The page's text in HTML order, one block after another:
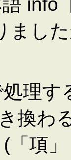
info
まし
理す
換わ
「項